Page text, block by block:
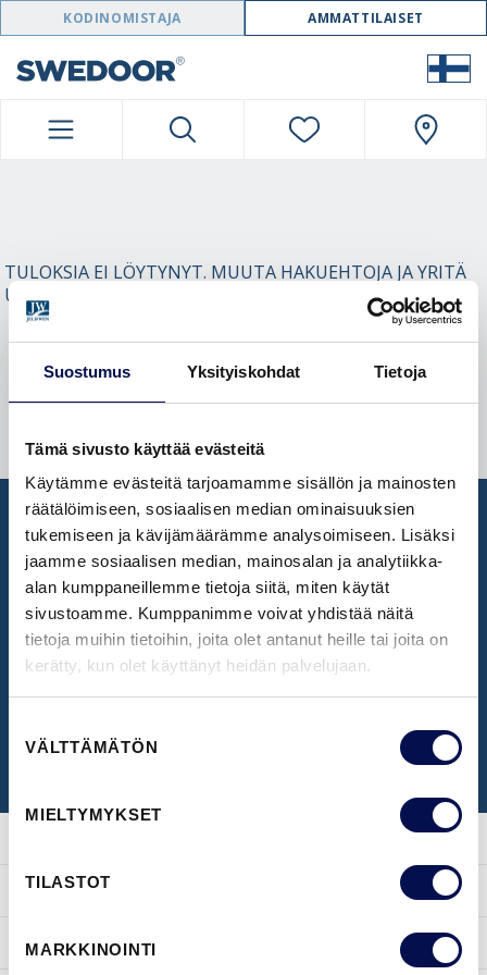
Suostumus Yksityiskohdat Tietoja
Tämä sivusto käyttää evästeitä
Käytämme evästeitä tarjoamamme sisällön ja mainosten
räätälöimiseen, sosiaalisen median ominaisuuksien
tukemiseen ja kävijämäärämme analysoimiseen. Lisäksi
jaamme sosiaalisen median, mainosalan ja analytiikka-
alan kumppaneillemme tietoja siitä, miten käytät
sivustoamme. Kumppanimme voivat yhdistää näitä
tietoja muihin tietoihin, joita olet antanut heille tai joita on
kerätty, kun olet käyttänyt heidän palvelujaan.
valinta
VÄLTTÄMÄTÖN
MIELTYMYKSET
TILASTOT
MARKKINOINTI
SWEDOOR NAVIGATION
KODINOMISTAJA AMMATTILAISET
TULOKSIA EI LÖYTYNYT. MUUTA HAKUEHTOJA JA YRITÄ
UUDELLEEN.
OVET
INSPIRAATIO
UUTISKIRJE
Ota vastaan uusimmat uutiset ja ovi-ideat